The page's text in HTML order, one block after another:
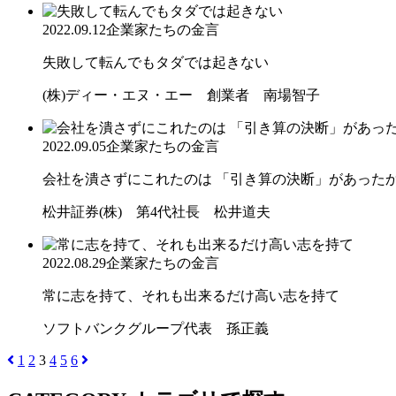
2022.09.12企業家たちの金言
失敗して転んでもタダでは起きない
(株)ディー・エヌ・エー 創業者 南場智子
2022.09.05企業家たちの金言
会社を潰さずにこれたのは 「引き算の決断」があった
松井証券(株) 第4代社長 松井道夫
2022.08.29企業家たちの金言
常に志を持て、それも出来るだけ高い志を持て
ソフトバンクグループ代表 孫正義
1 2 3 4 5 6